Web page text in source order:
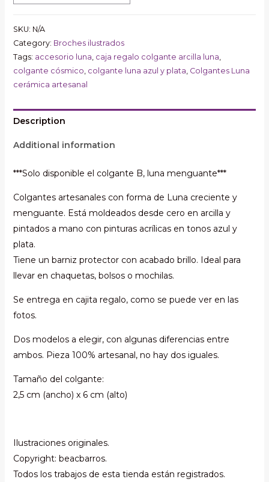
SKU: N/A
Category: Broches ilustrados
Tags: accesorio luna, caja regalo colgante arcilla luna,
colgante cósmico, colgante luna azul y plata, Colgantes Luna
cerámica artesanal
Description
Additional information
***Solo disponible el colgante B, luna menguante***
Colgantes artesanales con forma de Luna creciente y
menguante. Está moldeados desde cero en arcilla y
pintados a mano con pinturas acrílicas en tonos azul y
plata.
Tiene un barniz protector con acabado brillo. Ideal para
llevar en chaquetas, bolsos o mochilas.
Se entrega en cajita regalo, como se puede ver en las
fotos.
Dos modelos a elegir, con algunas diferencias entre
ambos. Pieza 100% artesanal, no hay dos iguales.
Tamaño del colgante:
2,5 cm (ancho) x 6 cm (alto)
Ilustraciones originales.
Copyright: beacbarros.
Todos los trabajos de esta tienda están registrados.